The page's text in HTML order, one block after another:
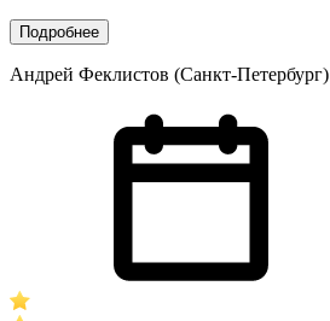
Подробнее
Андрей Феклистов (Санкт-Петербург)